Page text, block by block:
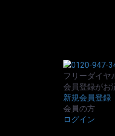
フリーダイヤ
会員登録がお
新規会員登録
会員の方
ログイン